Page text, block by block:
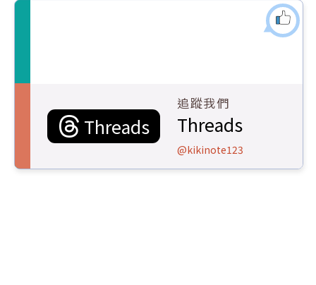
Threads
追蹤我們
Threads
@kikinote123